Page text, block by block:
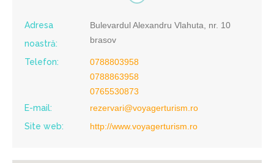
Adresa
noastră:
Bulevardul Alexandru Vlahuta, nr. 10
brasov
Telefon:
0788803958
0788863958
0765530873
E-mail:
rezervari@voyagerturism.ro
Site web:
http://www.voyagerturism.ro